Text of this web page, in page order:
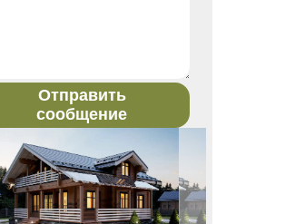
Отправить
сообщение